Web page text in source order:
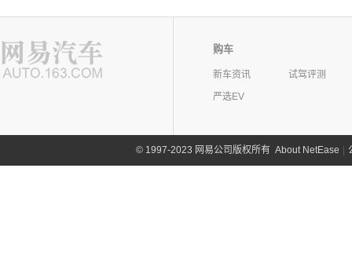
购车
新车资讯
试驾评测
严选EV
©1997-2023 网易公司版权所有 About NetEase